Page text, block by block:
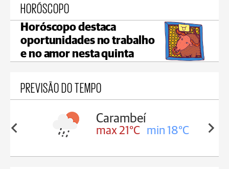
HORÓSCOPO
Horóscopo destaca
oportunidades no trabalho
e no amor nesta quinta
PREVISÃO DO TEMPO
18°C
Carambeí
max 21°C min 18°C